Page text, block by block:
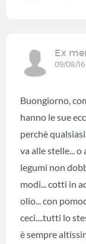
Ex
09/08/16
Buongiorno,
hanno le sue
perchè
va alle stelle... o
legumi non
modi... cotti in
olio... con
ceci....tutti lo
è sempre